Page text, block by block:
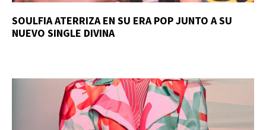
SOULFIA ATERRIZA EN SU ERA POP JUNTO A SU
NUEVO SINGLE DIVINA